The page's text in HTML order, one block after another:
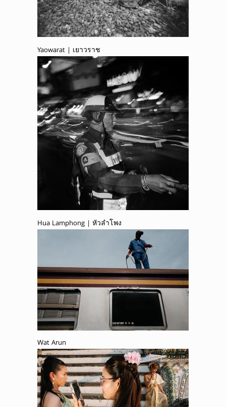
Yaowarat | เยาวราช
Hua Lamphong | หัวลำโพง
Wat Arun